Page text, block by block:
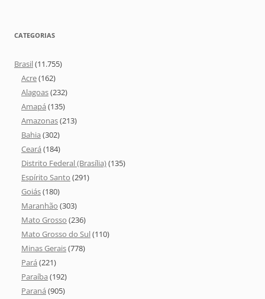
CATEGORIAS
Brasil(11.755)
Acre(162)
Alagoas(232)
Amapá (135)
Amazonas(213)
Bahia (302)
Ceará (184)
Distrito Federal (Brasília)(135)
Espírito Santo (291)
Goiás(180)
Maranhão (303)
Mato Grosso (236)
Mato Grosso do Sul(110)
Minas Gerais(778)
Pará (221)
Paraíba (192)
Paraná (905)